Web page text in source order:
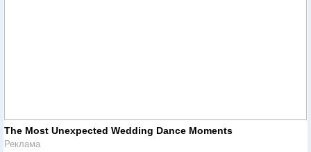
The Most Unexpected Wedding Dance Moments
Реклама